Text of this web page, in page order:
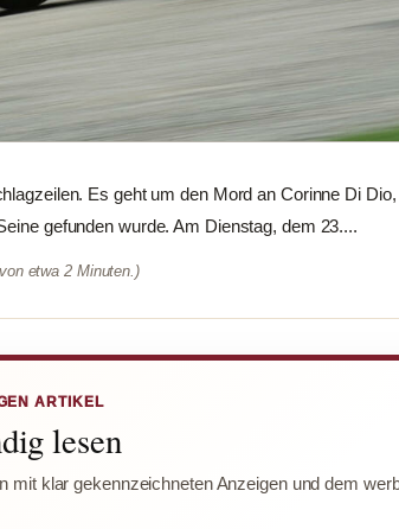
Es geht um den Mord an Corinne Di
gefunden wurde. Am Dienstag, dem 23....
etwa 2 Minuten.)
ARTIKEL
lesen
mit klar gekennzeichneten Anzeigen und dem